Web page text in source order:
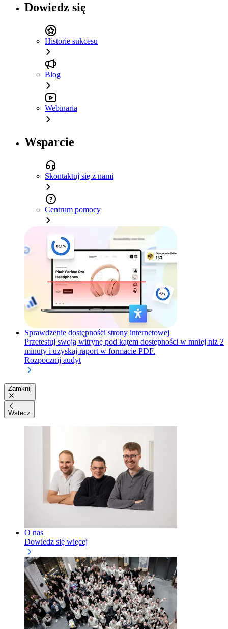
Dowiedz się
Historie sukcesu
Blog
Webinaria
Wsparcie
Skontaktuj się z nami
Centrum pomocy
Sprawdzenie dostępności strony internetowej
Przetestuj swoją witrynę pod kątem dostępności w mniej niż 2
minuty i uzyskaj raport w formacie PDF.
Rozpocznij audyt
Zamknij
Wstecz
O nas
Dowiedz się więcej